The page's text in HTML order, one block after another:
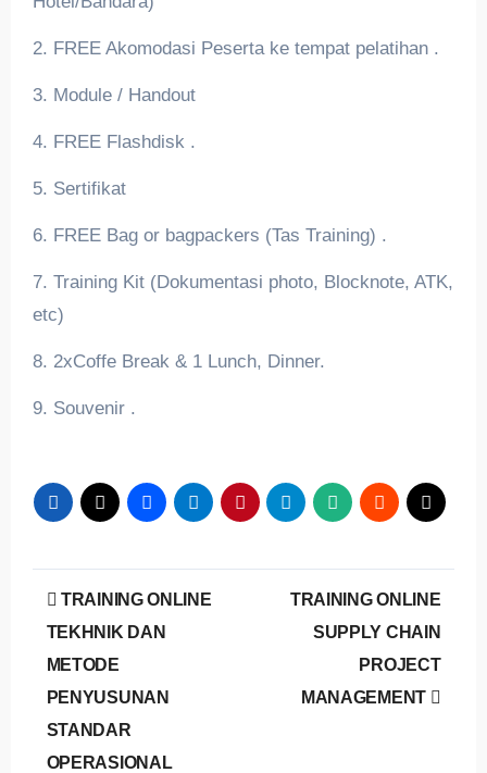
2. FREE Akomodasi Peserta ke tempat pelatihan .
3. Module / Handout
4. FREE Flashdisk .
5. Sertifikat
6. FREE Bag or bagpackers (Tas Training) .
7. Training Kit (Dokumentasi photo, Blocknote, ATK,
etc)
8. 2xCoffe Break & 1 Lunch, Dinner.
9. Souvenir .
Post
navigation
TRAINING ONLINE
TEKHNIK DAN
METODE
PENYUSUNAN
STANDAR
OPERASIONAL
TRAINING ONLINE
SUPPLY CHAIN
PROJECT
MANAGEMENT